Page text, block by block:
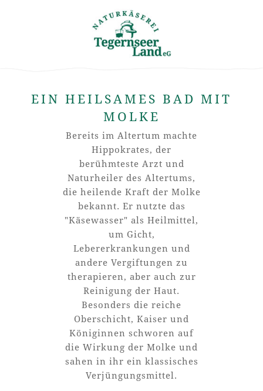
EIN HEILSAMES BAD MIT
MOLKE
Bereits im Altertum machte
Hippokrates, der
berühmteste Arzt und
Naturheiler des Altertums,
die heilende Kraft der Molke
bekannt. Er nutzte das
"Käsewasser" als Heilmittel,
um Gicht,
Lebererkrankungen und
andere Vergiftungen zu
therapieren, aber auch zur
Reinigung der Haut.
Besonders die reiche
Oberschicht, Kaiser und
Königinnen schworen auf
die Wirkung der Molke und
sahen in ihr ein klassisches
Verjüngungsmittel.